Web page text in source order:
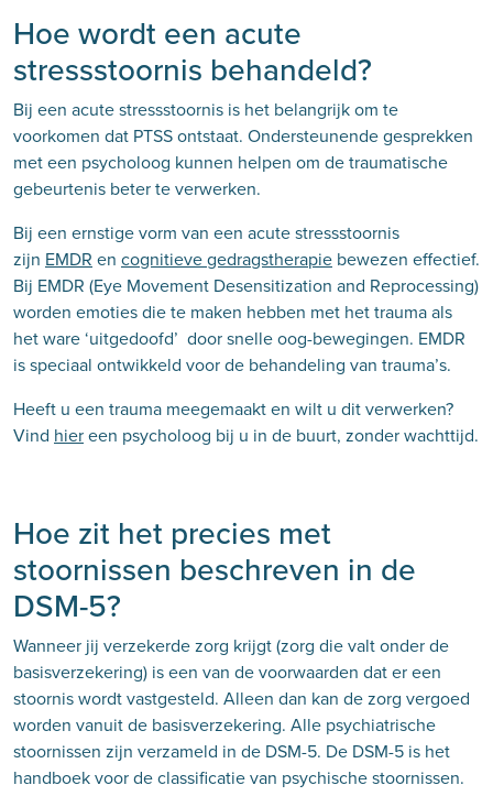
Hoe wordt een acute
stressstoornis behandeld?
Bij een acute stressstoornis is het belangrijk om te
voorkomen dat PTSS ontstaat. Ondersteunende gesprekken
met een psycholoog kunnen helpen om de traumatische
gebeurtenis beter te verwerken.
Bij een ernstige vorm van een acute stressstoornis
zijn EMDR en cognitieve gedragstherapie bewezen effectief.
Bij EMDR (Eye Movement Desensitization and Reprocessing)
worden emoties die te maken hebben met het trauma als
het ware ‘uitgedoofd’ door snelle oog-bewegingen. EMDR
is speciaal ontwikkeld voor de behandeling van trauma’s.
Heeft u een trauma meegemaakt en wilt u dit verwerken?
Vind hiereen psycholoog bij u in de buurt, zonder wachttijd.
Hoe zit het precies met
stoornissen beschreven in de
DSM-5?
Wanneer jij verzekerde zorg krijgt (zorg die valt onder de
basisverzekering) is een van de voorwaarden dat er een
stoornis wordt vastgesteld. Alleen dan kan de zorg vergoed
worden vanuit de basisverzekering. Alle psychiatrische
stoornissen zijn verzameld in de DSM-5. De DSM-5 is het
handboek voor de classificatie van psychische stoornissen.